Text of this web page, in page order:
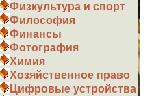
Физкультура и спорт
Философия
Финансы
Фотография
Химия
Хозяйственное право
Цифровые устройства